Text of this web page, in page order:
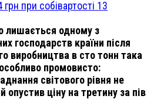
при собівартості 13
лишається одному з
господарств країни після
виробництва в сто тонн така
промовисто:
світового рівня не
опустив ціну на третину за пів